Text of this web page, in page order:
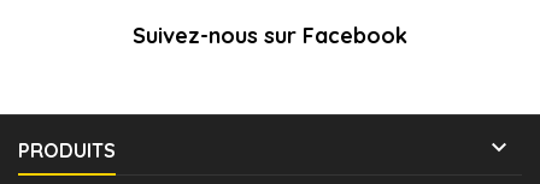
Suivez-nous sur Facebook
PRODUITS 